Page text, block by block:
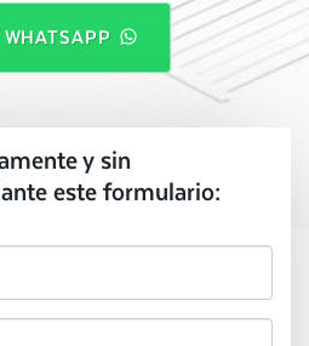
WHATSAPP
y sin
este formulario: